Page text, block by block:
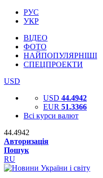
РУС
УКР
ВІДЕО
ФОТО
НАЙПОПУЛЯРНІШІ
СПЕЦПРОЕКТИ
USD
USD 44.4942
EUR 51.3366
Всі курси валют
44.4942
Авторизація
Пошук
RU